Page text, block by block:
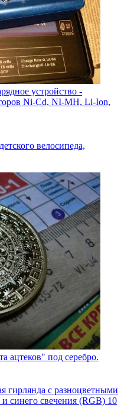
устройство -
Ni-Cd, NI-MH, Li-Ion,
велосипеда,
ацтеков" под серебро.
гирлянда с разноцветными
и синего свечения (RGB) 10